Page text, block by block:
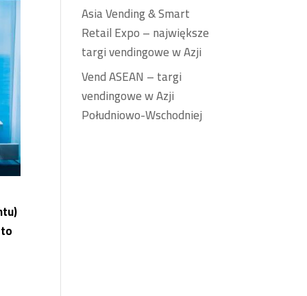
Asia Vending & Smart
Retail Expo – największe
targi vendingowe w Azji
Vend ASEAN – targi
vendingowe w Azji
Południowo-Wschodniej